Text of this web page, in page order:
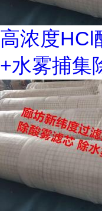
高浓度HCl
+水雾捕集